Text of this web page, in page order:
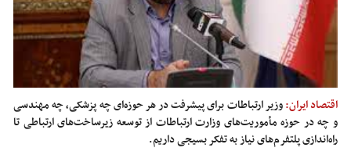
اقتصاد ایران:وزیر ارتباطات برای پیشرفت در هر حوزه‌ای چه پزشکی، چه مهندسی
و چه در حوزه مأموریت‌های وزارت ارتباطات از توسعه زیرساخت‌های ارتباطی تا
راه‌اندازی پلتفرم‌های نیاز به تفکر بسیجی داریم.